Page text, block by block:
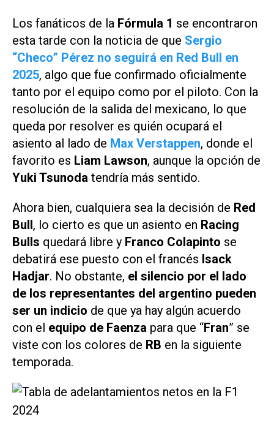
Los fanáticos de la Fórmula 1 se encontraron
esta tarde con la noticia de que Sergio
“Checo” Pérez no seguirá en Red Bull en
2025, algo que fue confirmado oficialmente
tanto por el equipo como por el piloto. Con la
resolución de la salida del mexicano, lo que
queda por resolver es quién ocupará el
asiento al lado de Max Verstappen, donde el
favorito es Liam Lawson, aunque la opción de
Yuki Tsunoda tendría más sentido.
Ahora bien, cualquiera sea la decisión de Red
Bull, lo cierto es que un asiento en Racing
Bulls quedará libre y Franco Colapinto se
debatirá ese puesto con el francés Isack
Hadjar. No obstante, el silencio por el lado
de los representantes del argentino pueden
ser un indicio de que ya hay algún acuerdo
con el equipo de Faenza para que “Fran” se
viste con los colores de RB en la siguiente
temporada.